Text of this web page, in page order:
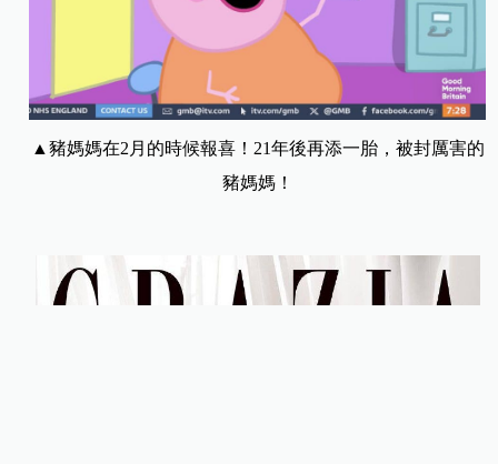
▲豬媽媽在2月的時候報喜！21年後再添一胎，被封厲害的
豬媽媽！